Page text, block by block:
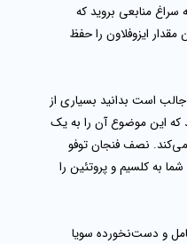
سراغ منابعی بروید که
ایزوفلاون را حفظ
است بدانید بسیاری از
که این موضوع آن را به یک
نصف فنجان توفو
به کلسیم و پروتئین را
و دست‌نخورده سویا